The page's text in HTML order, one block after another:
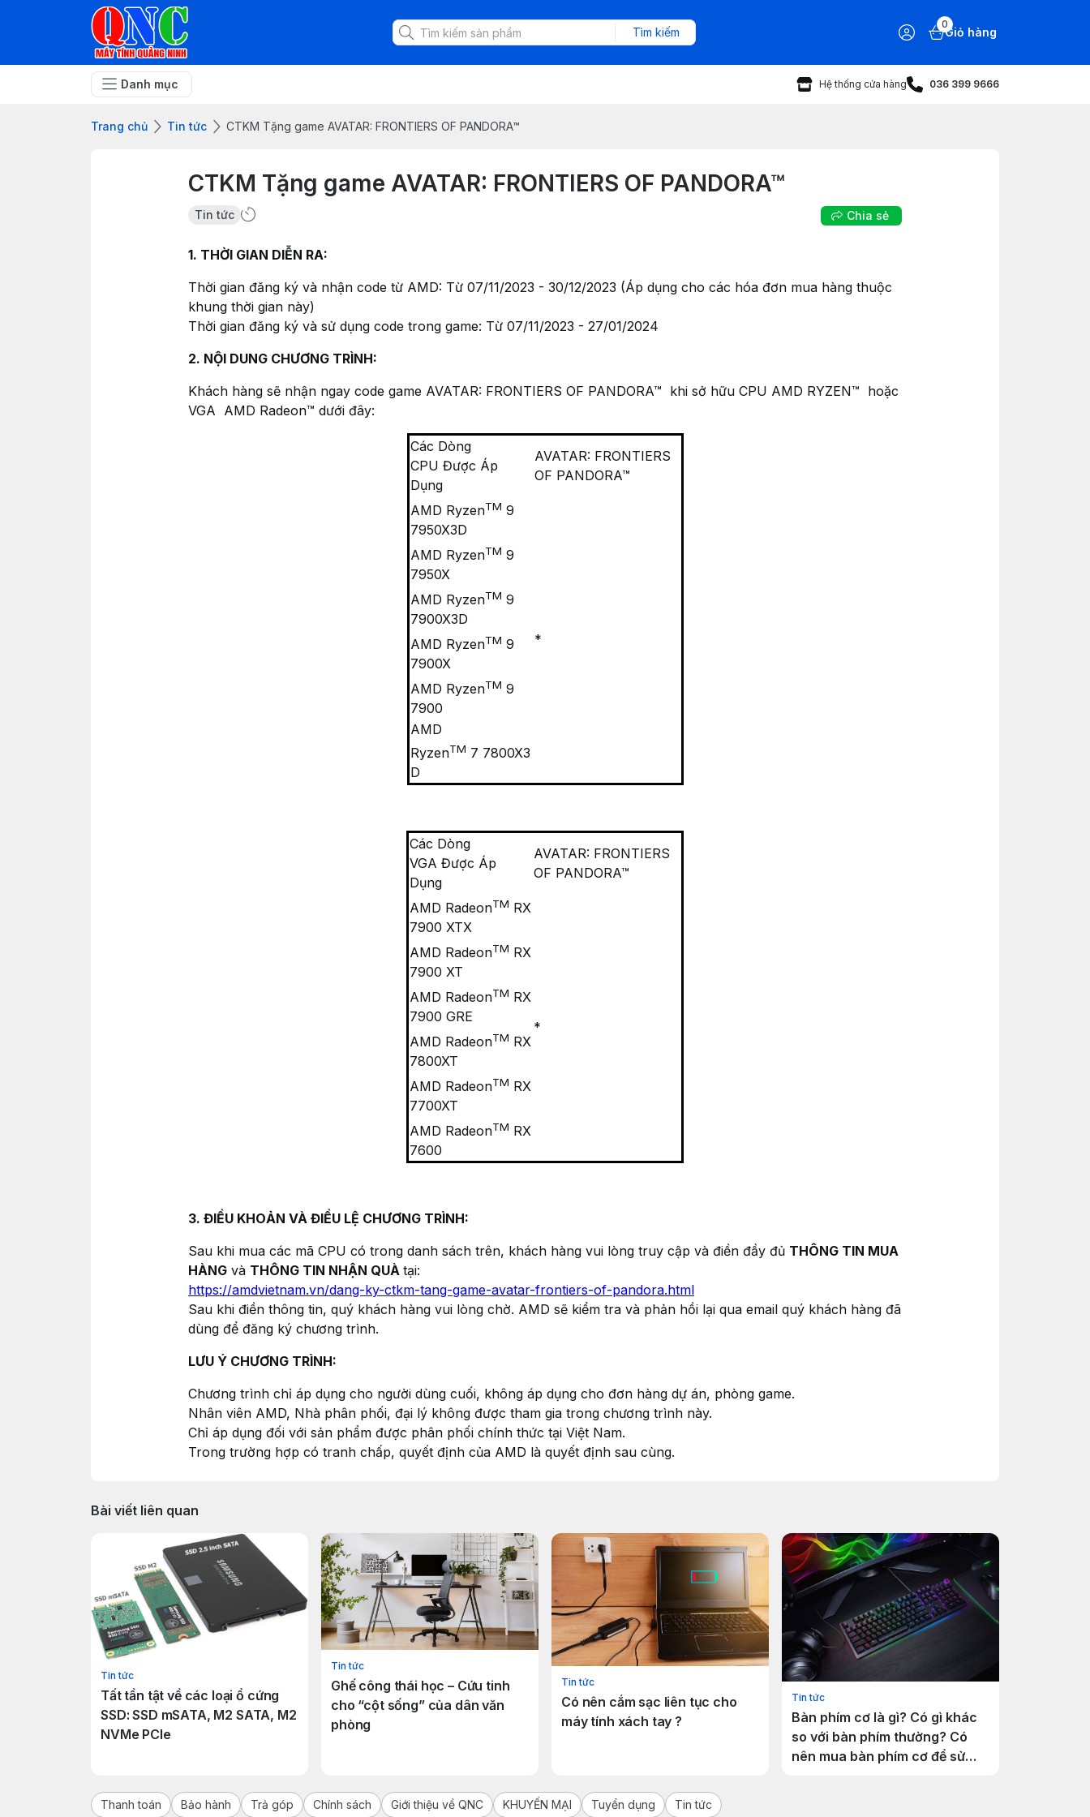
Tìm kiếm
0
Giỏ hàng
Danh mục Hệ thống cửa hàng 036 399 9666
Trang chủ Tin tức CTKM Tặng game AVATAR: FRONTIERS OF PANDORA™
CTKM Tặng game AVATAR: FRONTIERS OF PANDORA™
Tin tức Chia sẻ
1. THỜI GIAN DIỄN RA:
Thời gian đăng ký và nhận code từ AMD: Từ 07/11/2023 - 30/12/2023 (Áp dụng cho các hóa đơn mua hàng thuộc
khung thời gian này)
Thời gian đăng ký và sử dụng code trong game: Từ 07/11/2023 - 27/01/2024
2. NỘI DUNG CHƯƠNG TRÌNH:
Khách hàng sẽ nhận ngay code game AVATAR: FRONTIERS OF PANDORA™ khi sở hữu CPU AMD RYZEN™ hoặc
VGA AMD Radeon™ dưới đây:
Các Dòng
CPU Được Áp
Dụng
AVATAR: FRONTIERS
OF PANDORA™
AMD RyzenTM 9
7950X3D
*
AMD RyzenTM 9
7950X
AMD RyzenTM 9
7900X3D
AMD RyzenTM 9
7900X
AMD RyzenTM 9
7900
AMD
RyzenTM 7 7800X3
D
Các Dòng
VGA Được Áp
Dụng
AVATAR: FRONTIERS
OF PANDORA™
AMD RadeonTM RX
7900 XTX
*
AMD RadeonTM RX
7900 XT
AMD RadeonTM RX
7900 GRE
AMD RadeonTM RX
7800XT
AMD RadeonTM RX
7700XT
AMD RadeonTM RX
7600
3. ĐIỀU KHOẢN VÀ ĐIỀU LỆ CHƯƠNG TRÌNH:
Sau khi mua các mã CPU có trong danh sách trên, khách hàng vui lòng truy cập và điền đầy đủ THÔNG TIN MUA
HÀNG và THÔNG TIN NHẬN QUÀ tại:
https://amdvietnam.vn/dang-ky-ctkm-tang-game-avatar-frontiers-of-pandora.html
Sau khi điền thông tin, quý khách hàng vui lòng chờ. AMD sẽ kiểm tra và phản hồi lại qua email quý khách hàng đã
dùng để đăng ký chương trình.
LƯU Ý CHƯƠNG TRÌNH:
Chương trình chỉ áp dụng cho người dùng cuối, không áp dụng cho đơn hàng dự án, phòng game.
Nhân viên AMD, Nhà phân phối, đại lý không được tham gia trong chương trình này.
Chỉ áp dụng đối với sản phẩm được phân phối chính thức tại Việt Nam.
Trong trường hợp có tranh chấp, quyết định của AMD là quyết định sau cùng.
Bài viết liên quan
Tin tức
Tất tần tật về các loại ổ cứng
SSD: SSD mSATA, M2 SATA, M2
NVMe PCIe
Tin tức
Ghế công thái học – Cứu tinh
cho “cột sống” của dân văn
phòng
Tin tức
Có nên cắm sạc liên tục cho
máy tính xách tay ?
Tin tức
Bàn phím cơ là gì? Có gì khác
so với bàn phím thường? Có
nên mua bàn phím cơ để sử
Thanh toán Bảo hành Trả góp Chính sách Giới thiệu về QNC KHUYẾN MẠI Tuyển dụng Tin tức